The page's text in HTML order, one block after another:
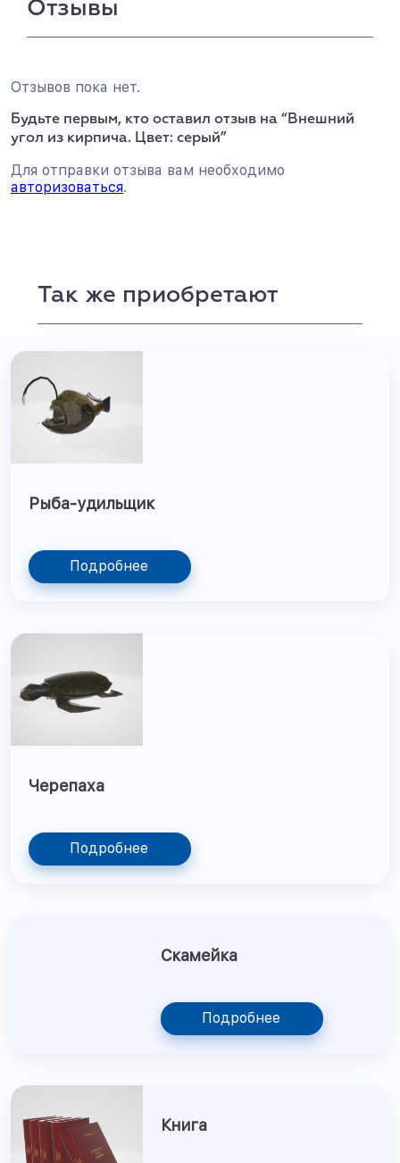
Отзывы
Отзывов пока нет.
Будьте первым, кто оставил отзыв на “Внешний
угол из кирпича. Цвет: серый”
Для отправки отзыва вам необходимо
авторизоваться.
Так же приобретают
Рыба-удильщик
Подробнее
Черепаха
Подробнее
Скамейка
Подробнее
Книга